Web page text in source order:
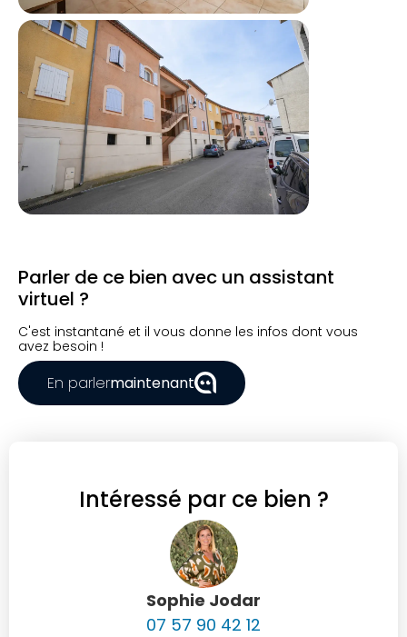
Parler de ce bien avec un assistant
virtuel ?
C'est instantané et il vous donne les infos dont vous
avez besoin !
En parlermaintenant
Intéressé par ce bien ?
Sophie Jodar
07 57 90 42 12